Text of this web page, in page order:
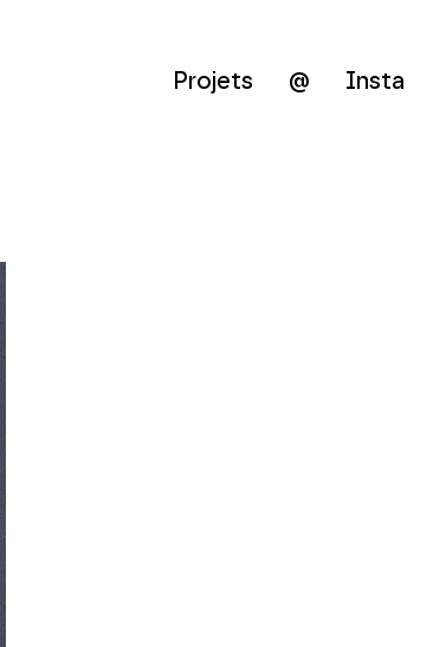
Projets
@ Insta